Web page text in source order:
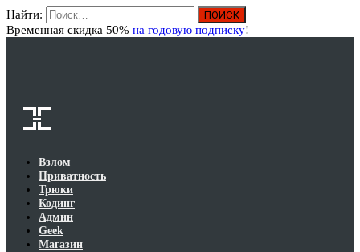
Найти:
Временная скидка 50% на годовую подписку!
Взлом
Приватность
Трюки
Кодинг
Админ
Geek
Магазин